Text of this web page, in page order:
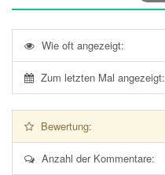
Wie oft angezeigt:
Zum letzten Mal angezeigt:
Bewertung:
Anzahl der Kommentare: